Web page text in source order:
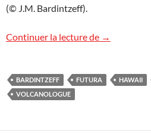
(© J.M. Bardintzeff).
Continuer la lecture de Reportage
→
BARDINTZEFF FUTURA HAWAII
VOLCANOLOGUE